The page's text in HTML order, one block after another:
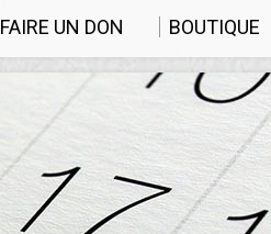
FAIRE UN DON BOUTIQUE